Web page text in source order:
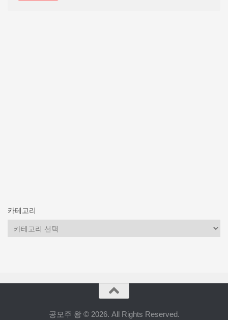
카테고리
카
테
공모주 왕 © 2026. All Rights Reserved.